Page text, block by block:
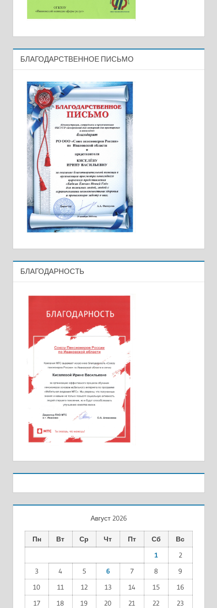
БЛАГОДАРСТВЕННОЕ ПИСЬМО
БЛАГОДАРНОСТЬ
Август 2026
Пн Вт Ср Чт Пт Сб
Вс
1
2
3
4 5 6 7 8
9
10
11 12 13 14 15
16
17
18 19 20 21 22 23